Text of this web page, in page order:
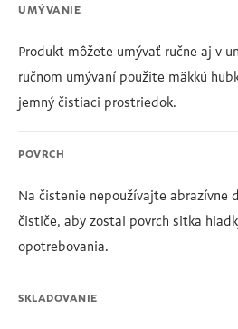
UMÝVANIE
Produkt môžete umývať ručne aj v
ručnom umývaní použite mäkkú
jemný čistiaci prostriedok.
POVRCH
Na čistenie nepoužívajte abrazívne
čističe, aby zostal povrch sitka
opotrebovania.
SKLADOVANIE